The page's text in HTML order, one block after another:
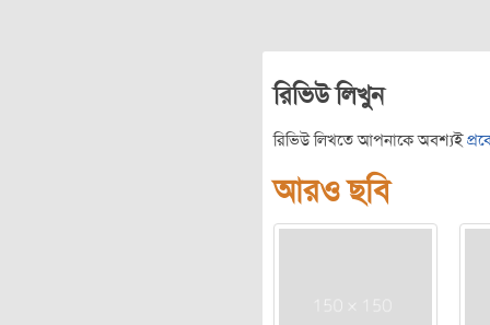
রিভিউ লিখুন
রিভিউ লিখতে আপনাকে অবশ্যই
আরও ছবি